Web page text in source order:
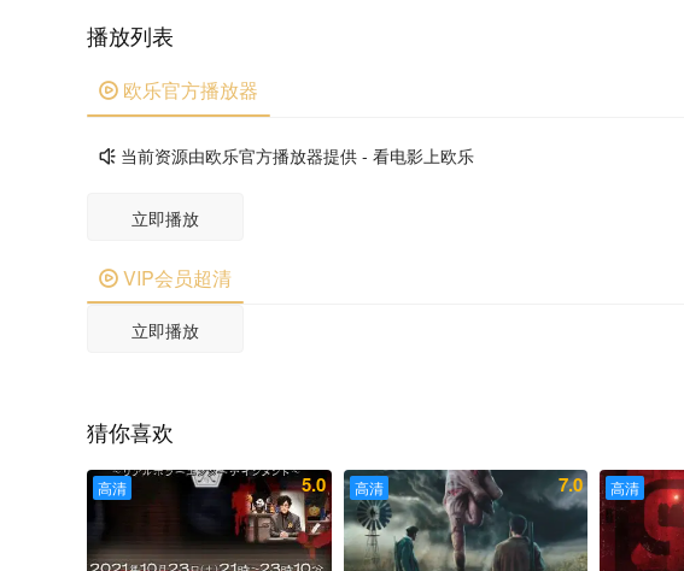
播放列表
 欧乐官方播放器
 当前资源由欧乐官方播放器提供 - 看电影上欧乐
立即播放
 VIP会员超清
立即播放
猜你喜欢
高清 5.0 高清 7.0 高清